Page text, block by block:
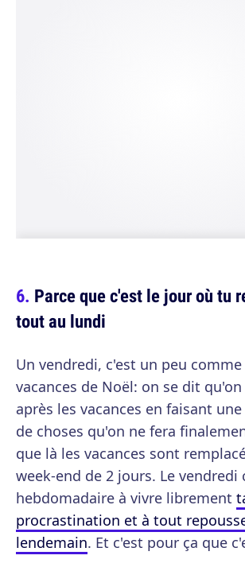
Parce que c'est le jour où tu
tout au lundi
Un vendredi, c'est un peu
vacances de Noël: on se dit
après les vacances en faisant
de choses qu'on ne fera
que là les vacances sont
week-end de 2 jours. Le vendredi
hebdomadaire à vivre librement
procrastination et à tout
lendemain. Et c'est pour ça que